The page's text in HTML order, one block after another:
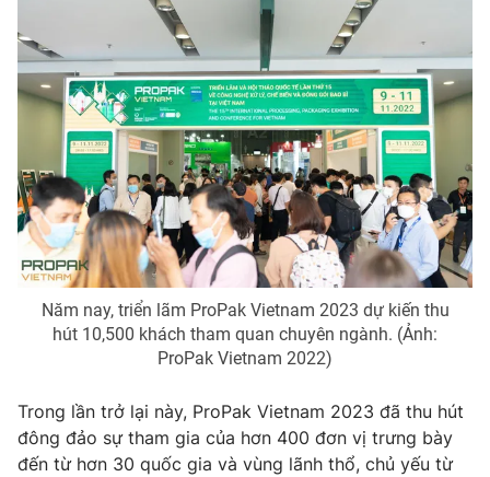
Theo dõi báo trên
Cơ quan chủ quản: Đài Truyền hình Việt Nam
Cơ quan báo chí:Thời báo VTV
Giấy phép hoạt động báo in và báo điện tử số 483/GP-BTTTT
cấp ngày 29/12/2023
Tổng Biên tập: Vũ Thanh Thủy
Phó Tổng Biên tập: Nguyễn Thị Mỹ Hạnh, Phạm Quốc Thắng,
Nguyễn Trọng Ninh
024.38 355 931 - 024.38 355 932
Email:toasoan@vtv.vn
Liên hệ quảng cáo:024-7300.7108
Năm nay, triển lãm ProPak Vietnam 2023 dự kiến thu
hút 10,500 khách tham quan chuyên ngành. (Ảnh:
ProPak Vietnam 2022)
Trong lần trở lại này, ProPak Vietnam 2023 đã thu hút
đông đảo sự tham gia của hơn 400 đơn vị trưng bày
đến từ hơn 30 quốc gia và vùng lãnh thổ, chủ yếu từ